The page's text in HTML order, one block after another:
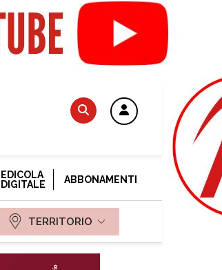
EDICOLA
DIGITALE
ABBONAMENTI
TERRITORIO